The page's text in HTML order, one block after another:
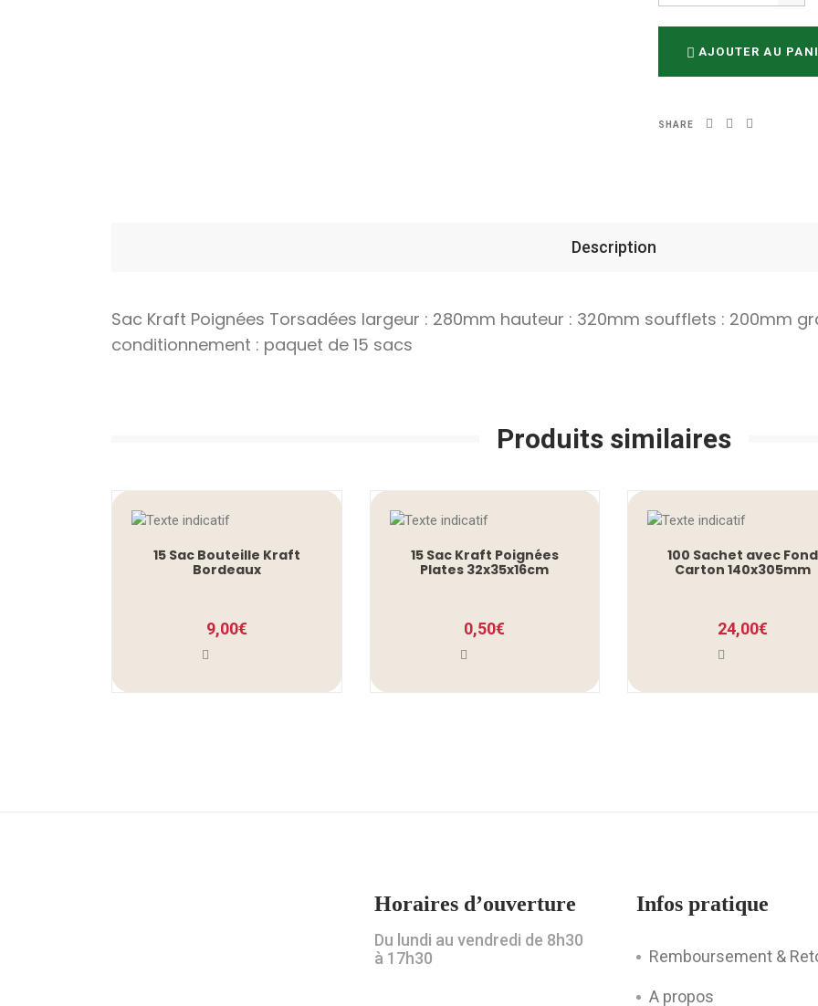
AJOUTER AU
SHARE
Description
Sac Kraft Poignées Torsadées largeur : 280mm hauteur : 320mm soufflets : 200mm
conditionnement : paquet de 15 sacs
Produits similaires
15 Sac Bouteille Kraft
Bordeaux
9,00€
15 Sac Kraft Poignées
Plates 32x35x16cm
0,50€
100 Sachet avec Fond
Carton 140x305mm
24,00€
Horaires d’ouverture
Du lundi au vendredi de 8h30
à 17h30
Infos pratique
Remboursement &
A propos